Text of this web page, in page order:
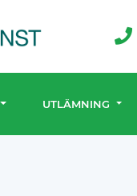
UTLÄMNING